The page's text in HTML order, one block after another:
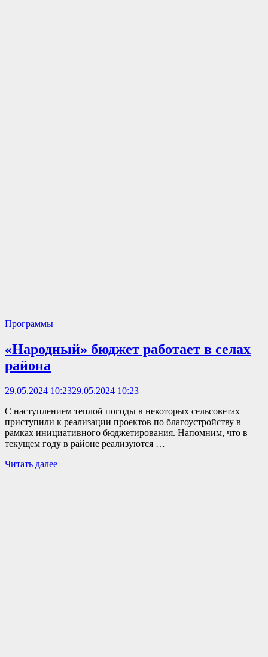
Программы
«Народный» бюджет работает в селах
района
29.05.2024 10:2329.05.2024 10:23
С наступлением теплой погоды в некоторых сельсоветах
приступили к реализации проектов по благоустройству в
рамках инициативного бюджетирования. Напомним, что в
текущем году в районе реализуются …
Читать далее